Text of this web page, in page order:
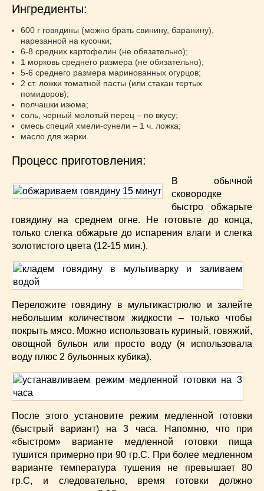
Фасоль(20)
Фото еды(10)
Французская кухня(22)
Хлеб(21)
Что приготовить из тыквы(14)
Что приготовить на завтрак?
Что приготовить на ужин?
Японская кухня
Ингредиенты:
600 г говядины (можно брать свинину, баранину),
нарезанной на кусочки;
6-8 средних картофелин (не обязательно);
1 морковь среднего размера (не обязательно);
5-6 среднего размера маринованных огурцов;
2 ст. ложки томатной пасты (или стакан тертых
помидоров);
полчашки изюма;
соль, черный молотый перец – по вкусу;
смесь специй хмели-сунели – 1 ч. ложка;
масло для жарки.
Процесс приготовления:
В обычной
сковородке
быстро обжарьте
говядину на среднем огне. Не готовьте до конца,
только слегка обжарьте до испарения влаги и слегка
золотистого цвета (12-15 мин.).
Переложите говядину в мультикастрюлю и залейте
небольшим количеством жидкости – только чтобы
покрыть мясо. Можно использовать куриный, говяжий,
овощной бульон или просто воду (я использовала
воду плюс 2 бульонных кубика).
После этого установите режим медленной готовки
(быстрый вариант) на 3 часа. Напомню, что при
«быстром» варианте медленной готовки пища
тушится примерно при 90 гр.С. При более медленном
варианте температура тушения не превышает 80
гр.С, и следовательно, время готовки должно